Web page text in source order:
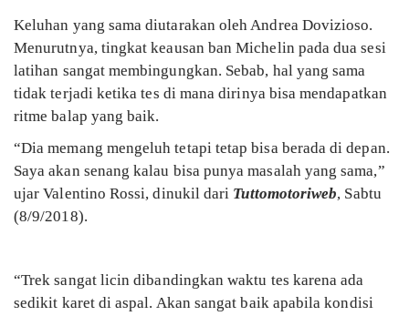
Keluhan yang sama diutarakan oleh Andrea Dovizioso.
Menurutnya, tingkat keausan ban Michelin pada dua sesi
latihan sangat membingungkan. Sebab, hal yang sama
tidak terjadi ketika tes di mana dirinya bisa mendapatkan
ritme balap yang baik.
“Dia memang mengeluh tetapi tetap bisa berada di depan.
Saya akan senang kalau bisa punya masalah yang sama,”
ujar Valentino Rossi, dinukil dari Tuttomotoriweb, Sabtu
(8/9/2018).
“Trek sangat licin dibandingkan waktu tes karena ada
sedikit karet di aspal. Akan sangat baik apabila kondisi